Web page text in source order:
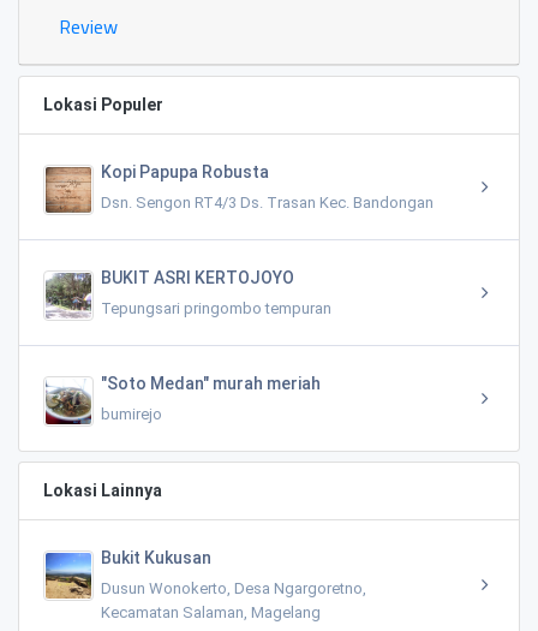
Review
Lokasi Populer
Kopi Papupa Robusta
Dsn. Sengon RT4/3 Ds. Trasan Kec. Bandongan
BUKIT ASRI KERTOJOYO
Tepungsari pringombo tempuran
"Soto Medan" murah meriah
bumirejo
Lokasi Lainnya
Bukit Kukusan
Dusun Wonokerto, Desa Ngargoretno,
Kecamatan Salaman, Magelang